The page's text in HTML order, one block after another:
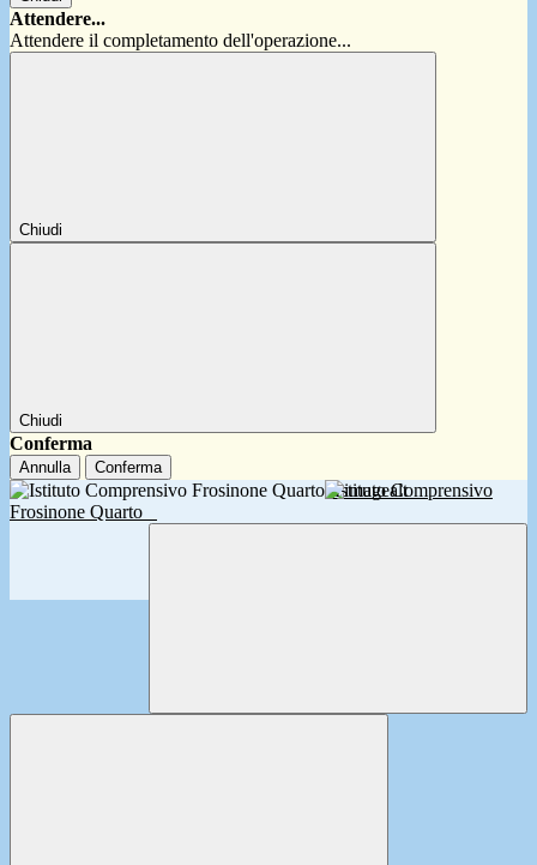
Attendere...
Attendere il completamento dell'operazione...
Chiudi
Chiudi
Conferma
Annulla Conferma
Istituto Comprensivo
Frosinone Quarto